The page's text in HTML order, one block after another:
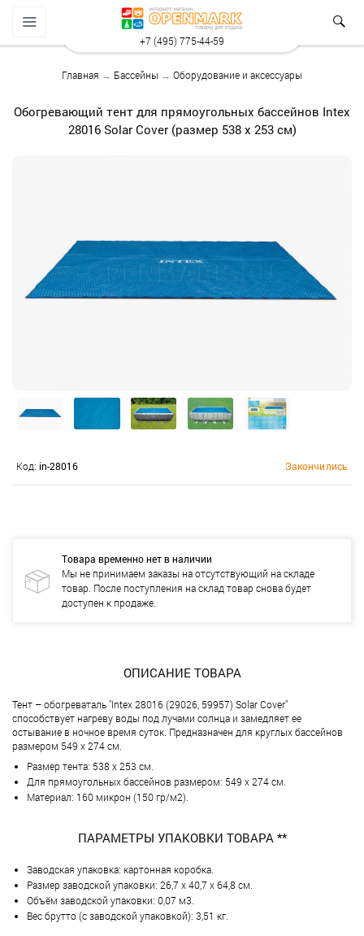
+7 (495) 775-44-59
Главная → Бассейны → Оборудование и аксессуары
Обогревающий тент для прямоугольных бассейнов Intex
28016 Solar Cover (размер 538 х 253 см)
Код: in-28016 Закончились
Товара временно нет в наличии
Мы не принимаем заказы на отсутствующий на складе
товар. После поступления на склад товар снова будет
доступен к продаже.
ОПИСАНИЕ ТОВАРА
Тент – обогреваталь "Intex 28016 (29026, 59957) Solar Cover"
способствует нагреву воды под лучами солнца и замедляет ее
остывание в ночное время суток. Предназначен для круглых бассейнов
размером 549 х 274 см.
Размер тента: 538 х 253 см.
Для прямоугольных бассейнов размером: 549 х 274 см.
Материал: 160 микрон (150 гр/м2).
ПАРАМЕТРЫ УПАКОВКИ ТОВАРА **
Заводская упаковка: картонная коробка.
Размер заводской упаковки: 26,7 х 40,7 х 64,8 см.
Объём заводской упаковки: 0,07 м3.
Вес брутто (с заводской упаковкой): 3,51 кг.